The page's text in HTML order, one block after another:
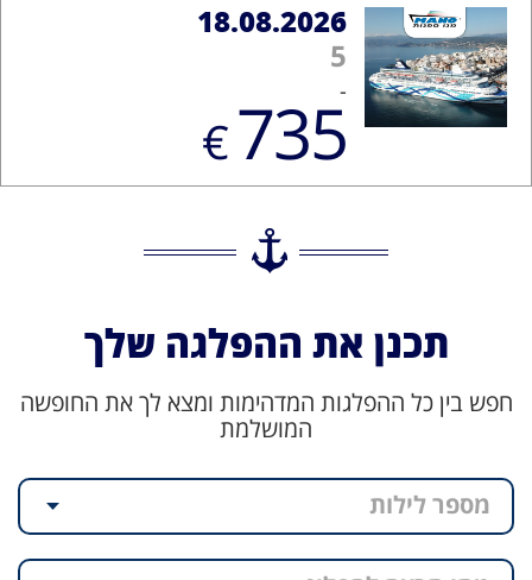
18.08.2026
5
-
€735
תכנן את ההפלגה שלך
חפש בין כל ההפלגות המדהימות ומצא לך את החופשה
המושלמת
מספר לילות